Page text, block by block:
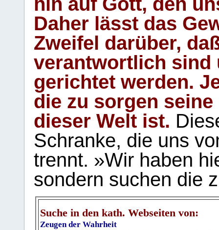
Daher lässt das
Zweifel darüber,
verantwortlich sind
gerichtet werden.
die zu sorgen
dieser Welt ist.
Schranke, die uns
trennt. »Wir haben
sondern suchen die
Suche in den kath. Webseiten von:
Zeugen der Wahrheit